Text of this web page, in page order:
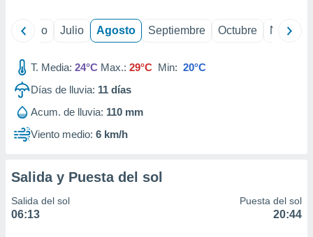
Junio Julio Agosto Septiembre Octubre
T. Media: 24°C Max.: 29°C Min: 20°C
Días de lluvia: 11 días
Acum. de lluvia: 110 mm
Viento medio: 6 km/h
Salida y Puesta del sol
Salida del sol
06:13
Puesta del sol
20:44